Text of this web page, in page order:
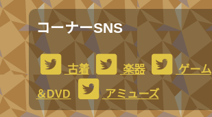
コーナーSNS
古着 楽器 ゲーム
＆DVD
アミューズ